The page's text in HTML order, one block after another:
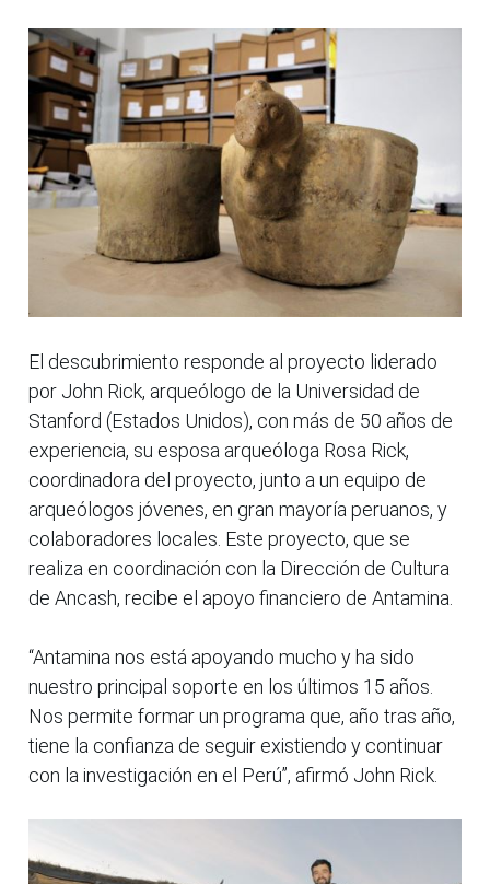
El descubrimiento responde al proyecto liderado
por John Rick, arqueólogo de la Universidad de
Stanford (Estados Unidos), con más de 50 años de
experiencia, su esposa arqueóloga Rosa Rick,
coordinadora del proyecto, junto a un equipo de
arqueólogos jóvenes, en gran mayoría peruanos, y
colaboradores locales. Este proyecto, que se
realiza en coordinación con la Dirección de Cultura
de Ancash, recibe el apoyo financiero de Antamina.
“Antamina nos está apoyando mucho y ha sido
nuestro principal soporte en los últimos 15 años.
Nos permite formar un programa que, año tras año,
tiene la confianza de seguir existiendo y continuar
con la investigación en el Perú”, afirmó John Rick.